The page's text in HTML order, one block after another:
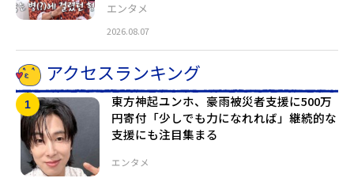
エンタメ
2026.08.07
アクセスランキング
エンタメ
東方神起ユンホ、豪雨被災者支援に500万
円寄付「少しでも力になれれば」継続的な
支援にも注目集まる